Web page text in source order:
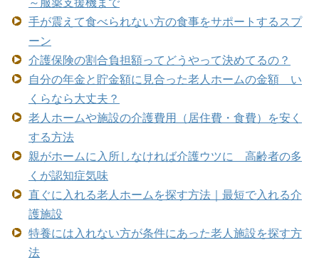
手が震えて食べられない方の食事をサポートするスプ
ーン
介護保険の割合負担額ってどうやって決めてるの？
自分の年金と貯金額に見合った老人ホームの金額 い
くらなら大丈夫？
老人ホームや施設の介護費用（居住費・食費）を安く
する方法
親がホームに入所しなければ介護ウツに 高齢者の多
くが認知症気味
直ぐに入れる老人ホームを探す方法｜最短で入れる介
護施設
特養には入れない方が条件にあった老人施設を探す方
法